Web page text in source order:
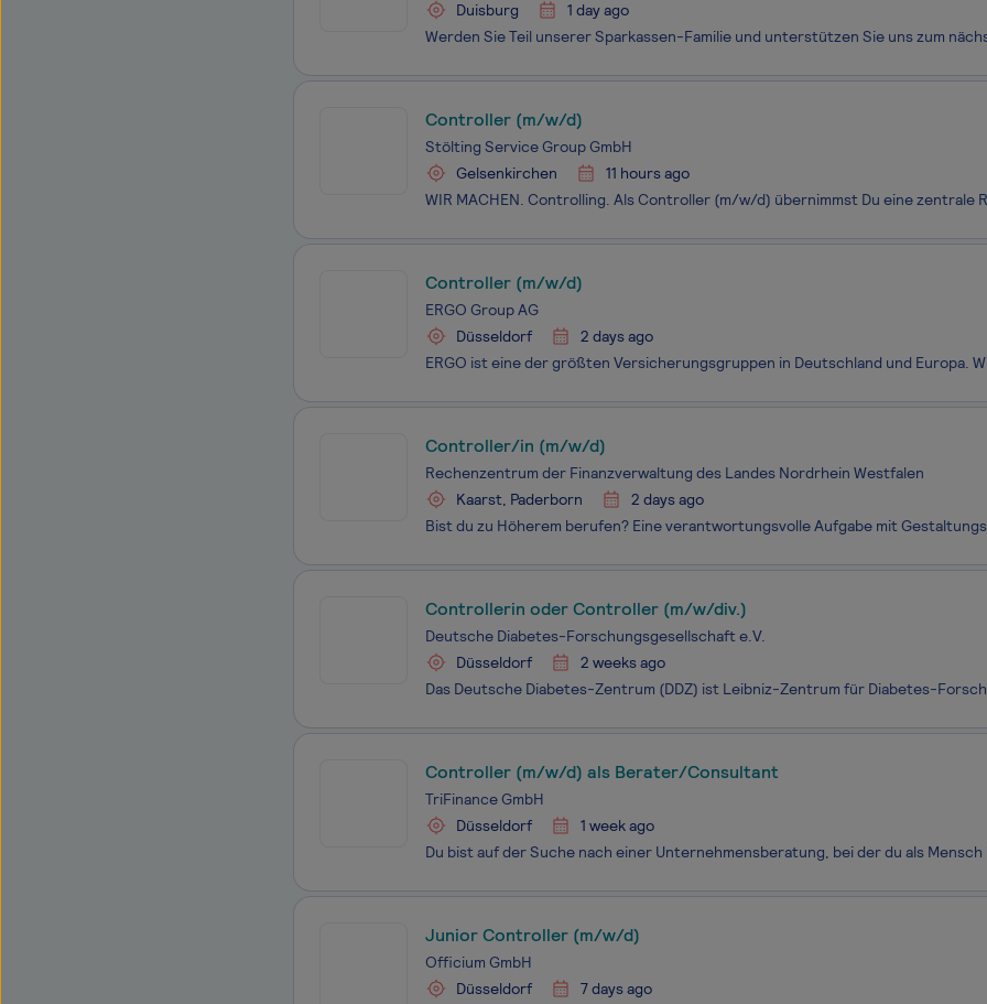
Duisburg
1 day ago
Controller (m/w/d)
Stölting Service Group GmbH
Gelsenkirchen
11 hours ago
Controller (m/w/d)
ERGO Group AG
Düsseldorf
2 days ago
Controller/in (m/w/d)
Rechenzentrum der Finanzverwaltung des Landes Nordrhein Westfalen
Kaarst, Paderborn
2 days ago
Controllerin oder Controller (m/w/div.)
Deutsche Diabetes-Forschungsgesellschaft e.V.
Düsseldorf
2 weeks ago
Controller (m/w/d) als Berater/Consultant
TriFinance GmbH
Düsseldorf
1 week ago
Junior Controller (m/w/d)
Officium GmbH
Düsseldorf
7 days ago